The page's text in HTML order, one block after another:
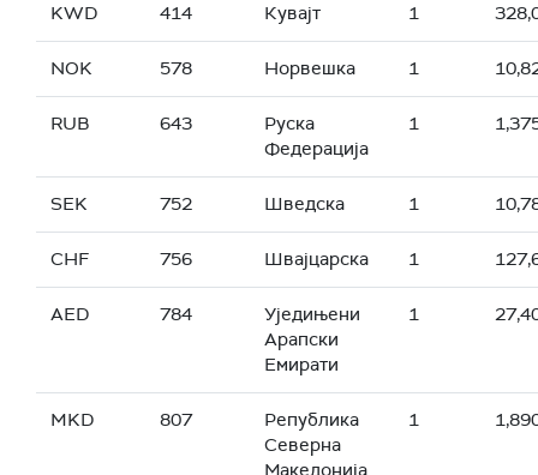
KWD 414 Кувајт 1
NOK 578 Норвешка 1
RUB 643
Руска
Федерација
1
SEK 752 Шведска 1
CHF 756 Швајцарска 1
AED 784
Уједињени
Арапски
Емирати
1
MKD 807
Република
Северна
Македонија
1